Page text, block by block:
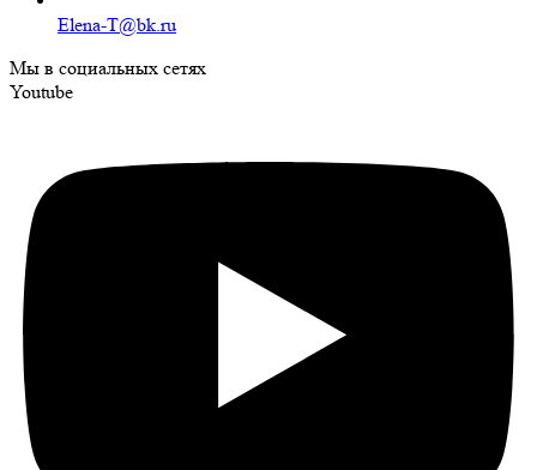
Elena-T@bk.ru
Мы в социальных сетях
Youtube